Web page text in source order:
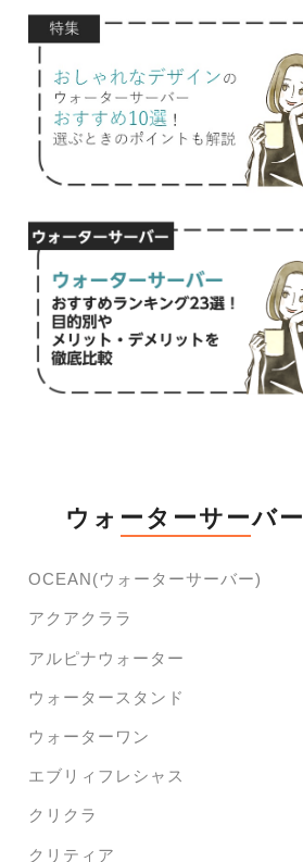
ウォーターサーバー
OCEAN(ウォーターサーバー)
アクアクララ
アルピナウォーター
ウォータースタンド
ウォーターワン
エブリィフレシャス
クリクラ
クリティア